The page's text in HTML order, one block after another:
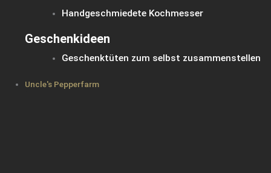
Handgeschmiedete Kochmesser
Geschenkideen
Geschenktüten zum selbst zusammenstellen
Uncle's Pepperfarm